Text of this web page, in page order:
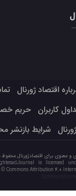
اقتصاد ژورنال
کاربران
حریم
شرایط بازنشر
و معنوی برای اقتصادژورنال
is licensed
Commons Attribution 4.0